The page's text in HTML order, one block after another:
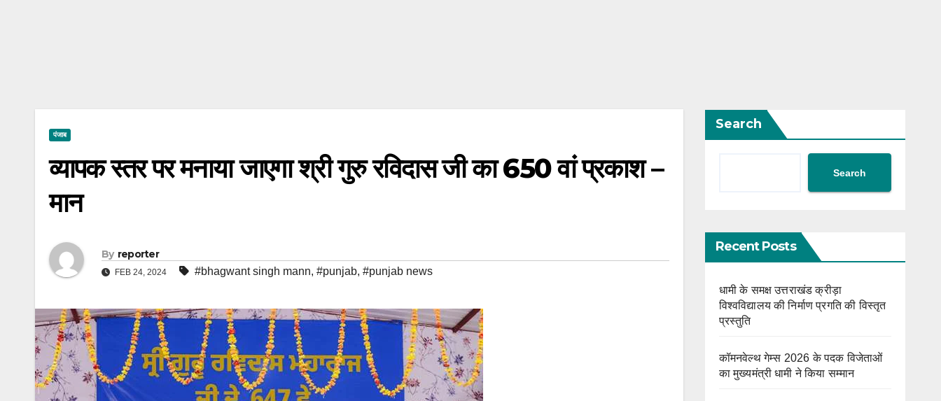
पंजाब
व्यापक स्तर पर मनाया जाएगा श्री गुरु रविदास जी का 650 वां प्रकाश –
मान
By reporter
FEB 24, 2024 #bhagwant singh mann, #punjab, #punjab news
Search
Search
Recent Posts
धामी के समक्ष उत्तराखंड क्रीड़ा
विश्वविद्यालय की निर्माण प्रगति की विस्तृत
प्रस्तुति
कॉमनवेल्थ गेम्स 2026 के पदक विजेताओं
का मुख्यमंत्री धामी ने किया सम्मान